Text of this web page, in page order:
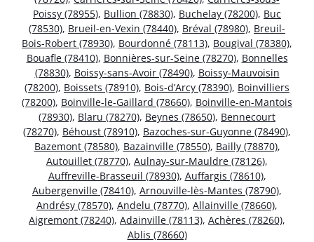
Poissy (78955), Bullion (78830), Buchelay (78200), Buc
(78530), Brueil-en-Vexin (78440), Bréval (78980), Breuil-
Bois-Robert (78930), Bourdonné (78113), Bougival (78380),
Bouafle (78410), Bonnières-sur-Seine (78270), Bonnelles
(78830), Boissy-sans-Avoir (78490), Boissy-Mauvoisin
(78200), Boissets (78910), Bois-d’Arcy (78390), Boinvilliers
(78200), Boinville-le-Gaillard (78660), Boinville-en-Mantois
(78930), Blaru (78270), Beynes (78650), Bennecourt
(78270), Béhoust (78910), Bazoches-sur-Guyonne (78490),
Bazemont (78580), Bazainville (78550), Bailly (78870),
Autouillet (78770), Aulnay-sur-Mauldre (78126),
Auffreville-Brasseuil (78930), Auffargis (78610),
Aubergenville (78410), Arnouville-lès-Mantes (78790),
Andrésy (78570), Andelu (78770), Allainville (78660),
Aigremont (78240), Adainville (78113), Achères (78260),
Ablis (78660)